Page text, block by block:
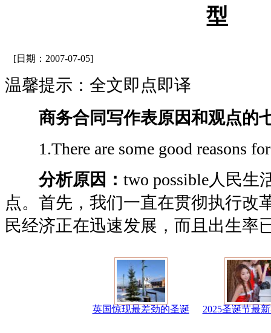
型
[日期：2007-07-05]
温馨提示：全文即点即译
商务合同写作表原因和观点的
1.There are some good reasons
分析原因： two possible人民生
点。首先，我们一直在贯彻执行改
民经济正在迅速发展，而且出生率
英国惊现最差劲的圣诞 2025圣诞节最